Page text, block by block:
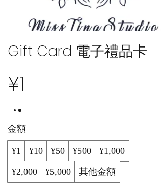
Gift Card 電子禮品卡
¥1
金額
¥1 ¥10 ¥50 ¥500 ¥1,000
¥2,000 ¥5,000 其他金額